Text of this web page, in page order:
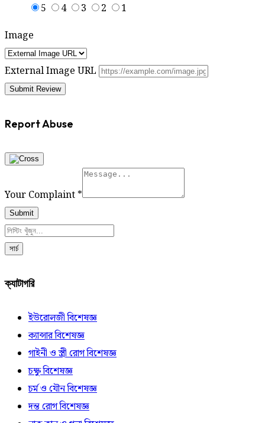
5
4 3 2
1
Image
External Image URL
Report Abuse
Your Complaint *
Submit
সার্চ
ক্যাটাগরি
ইউরোলজী বিশেষজ্ঞ
ক্যান্সার বিশেষজ্ঞ
গাইনী ও স্ত্রী রোগ বিশেষজ্ঞ
চক্ষু বিশেষজ্ঞ
চর্ম ও যৌন বিশেষজ্ঞ
দন্ত রোগ বিশেষজ্ঞ